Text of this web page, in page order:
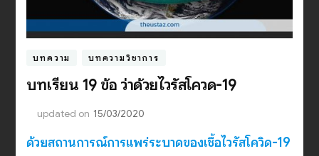
บทความ บทความวิชาการ
บทเรียน 19 ข้อ ว่าด้วยไวรัสโควิด-19
updated on 15/03/2020
ด้วยสถานการณ์การแพร่ระบาดของเชื้อไวรัสโควิด-19